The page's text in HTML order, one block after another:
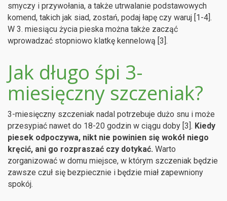
smyczy i przywołania, a także utrwalanie podstawowych
komend, takich jak siad, zostań, podaj łapę czy waruj [1-4].
W 3. miesiącu życia pieska można także zacząć
wprowadzać stopniowo klatkę kennelową [3].
Jak długo śpi 3-
miesięczny szczeniak?
3-miesięczny szczeniak nadal potrzebuje dużo snu i może
przesypiać nawet do 18-20 godzin w ciągu doby [3]. Kiedy
piesek odpoczywa, nikt nie powinien się wokół niego
kręcić, ani go rozpraszać czy dotykać. Warto
zorganizować w domu miejsce, w którym szczeniak będzie
zawsze czuł się bezpiecznie i będzie miał zapewniony
spokój.